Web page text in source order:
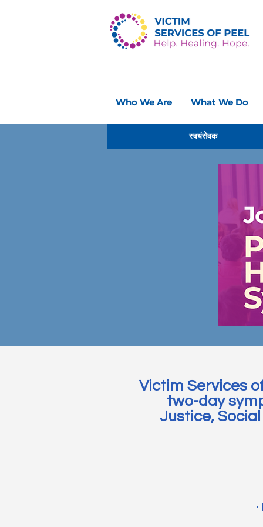
Who We Are What We Do
Victim Services
two-day
Justice,
स्वयंसेवक